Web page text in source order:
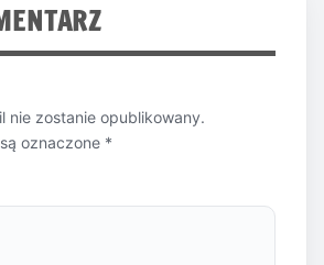
nie zostanie opublikowany.
oznaczone *